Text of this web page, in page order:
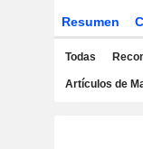
Resumen
Todas
Artículos de